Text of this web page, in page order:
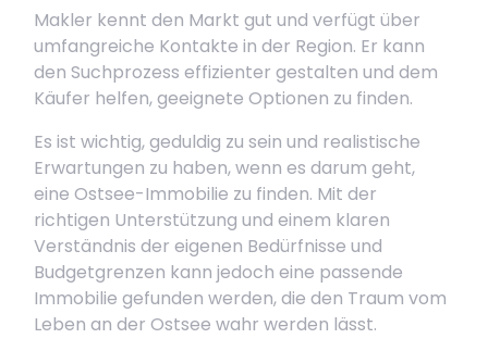
Makler kennt den Markt gut und verfügt über
umfangreiche Kontakte in der Region. Er kann
den Suchprozess effizienter gestalten und dem
Käufer helfen, geeignete Optionen zu finden.
Es ist wichtig, geduldig zu sein und realistische
Erwartungen zu haben, wenn es darum geht,
eine Ostsee-Immobilie zu finden. Mit der
richtigen Unterstützung und einem klaren
Verständnis der eigenen Bedürfnisse und
Budgetgrenzen kann jedoch eine passende
Immobilie gefunden werden, die den Traum vom
Leben an der Ostsee wahr werden lässt.